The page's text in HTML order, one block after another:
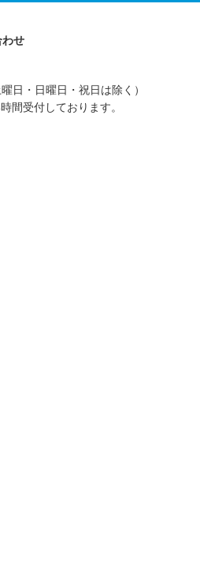
せ
日・日曜日・祝日は除く）
間受付しております。